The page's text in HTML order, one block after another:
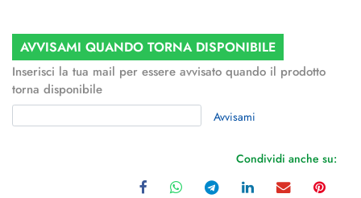
AVVISAMI QUANDO TORNA DISPONIBILE
Inserisci la tua mail per essere avvisato quando il prodotto
torna disponibile
Avvisami
Condividi anche su: